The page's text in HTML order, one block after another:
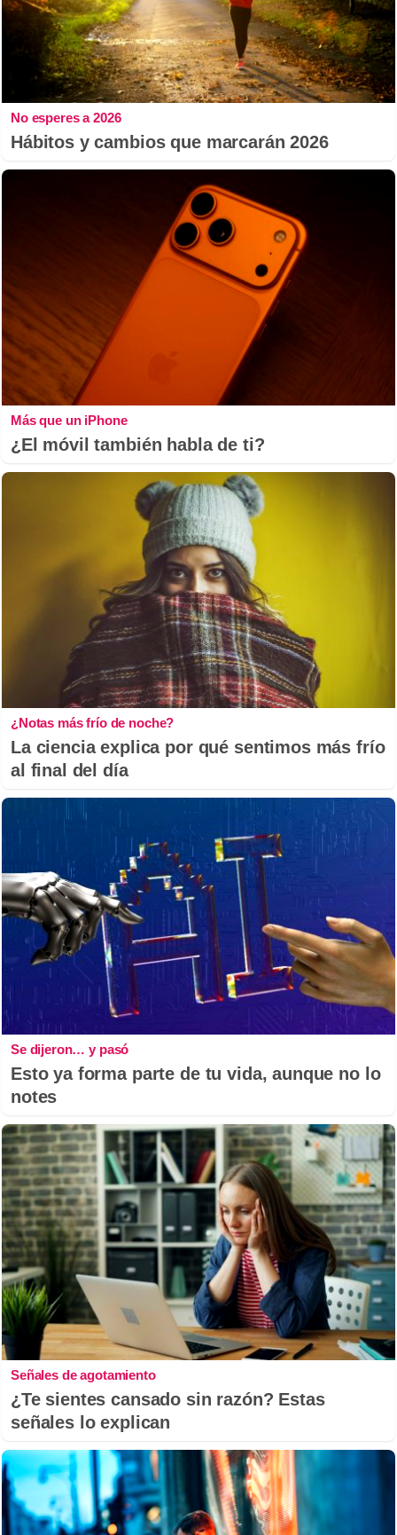
No esperes a 2026
Hábitos y cambios que marcarán 2026
Más que un iPhone
¿El móvil también habla de ti?
¿Notas más frío de noche?
La ciencia explica por qué sentimos más frío
al final del día
Se dijeron… y pasó
Esto ya forma parte de tu vida, aunque no lo
notes
Señales de agotamiento
¿Te sientes cansado sin razón? Estas
señales lo explican